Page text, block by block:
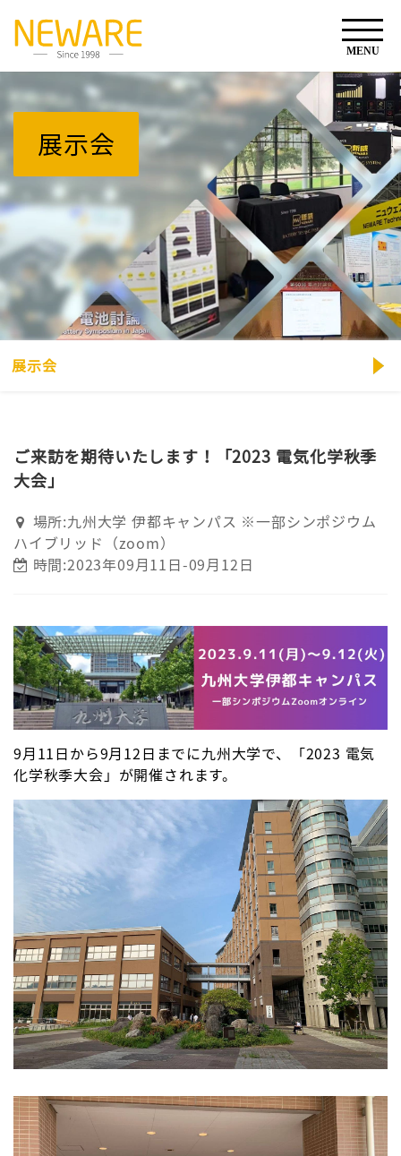
展示会
展示会
ご来訪を期待いたします！「2023 電気化学秋季
大会」
場所:九州大学 伊都キャンパス ※一部シンポジウム
ハイブリッド（zoom）
時間:2023年09月11日-09月12日
9月11日から9月12日までに九州大学で、「2023 電気
化学秋季大会」が開催されます。